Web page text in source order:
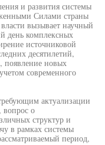
и развития системы
Силами страны
вызывает научный
день комплексных
источниковой
десятилетий,
появление новых
современного
актуализации
вопрос о
структур и
в рамках системы
период,